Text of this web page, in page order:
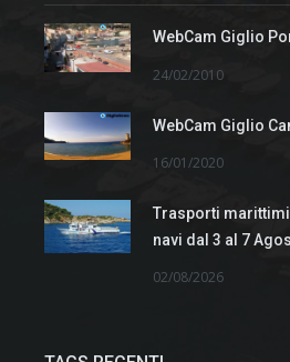
WebCam Giglio
24/02/2010
WebCam Giglio
16/01/2020
Trasporti
navi dal 3 al 7
02/08/2026